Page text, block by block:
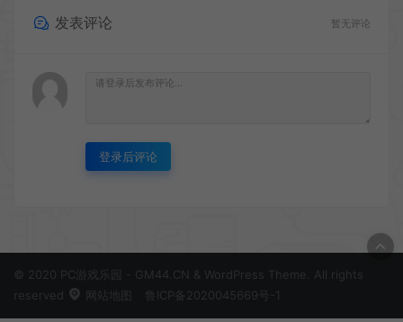
发表评论 暂无评论
登录后评论
© 2020 PC游戏乐园 - GM44.CN & WordPress Theme. All rights
reserved
网站地图 鲁ICP备2020045669号-1